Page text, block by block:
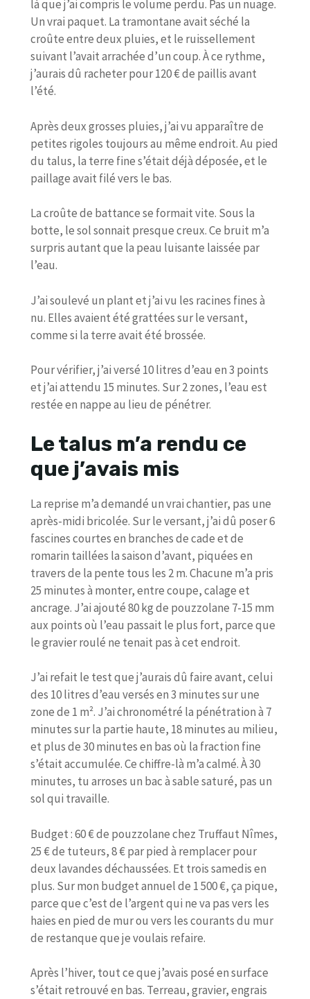
là que j’ai compris le volume perdu. Pas un nuage.
Un vrai paquet. La tramontane avait séché la
croûte entre deux pluies, et le ruissellement
suivant l’avait arrachée d’un coup. À ce rythme,
j’aurais dû racheter pour 120 € de paillis avant
l’été.
Après deux grosses pluies, j’ai vu apparaître de
petites rigoles toujours au même endroit. Au pied
du talus, la terre fine s’était déjà déposée, et le
paillage avait filé vers le bas.
La croûte de battance se formait vite. Sous la
botte, le sol sonnait presque creux. Ce bruit m’a
surpris autant que la peau luisante laissée par
l’eau.
J’ai soulevé un plant et j’ai vu les racines fines à
nu. Elles avaient été grattées sur le versant,
comme si la terre avait été brossée.
Pour vérifier, j’ai versé 10 litres d’eau en 3 points
et j’ai attendu 15 minutes. Sur 2 zones, l’eau est
restée en nappe au lieu de pénétrer.
Le talus m’a rendu ce
que j’avais mis
La reprise m’a demandé un vrai chantier, pas une
après-midi bricolée. Sur le versant, j’ai dû poser 6
fascines courtes en branches de cade et de
romarin taillées la saison d’avant, piquées en
travers de la pente tous les 2 m. Chacune m’a pris
25 minutes à monter, entre coupe, calage et
ancrage. J’ai ajouté 80 kg de pouzzolane 7-15 mm
aux points où l’eau passait le plus fort, parce que
le gravier roulé ne tenait pas à cet endroit.
J’ai refait le test que j’aurais dû faire avant, celui
des 10 litres d’eau versés en 3 minutes sur une
zone de 1 m². J’ai chronométré la pénétration à 7
minutes sur la partie haute, 18 minutes au milieu,
et plus de 30 minutes en bas où la fraction fine
s’était accumulée. Ce chiffre-là m’a calmé. À 30
minutes, tu arroses un bac à sable saturé, pas un
sol qui travaille.
Budget : 60 € de pouzzolane chez Truffaut Nîmes,
25 € de tuteurs, 8 € par pied à remplacer pour
deux lavandes déchaussées. Et trois samedis en
plus. Sur mon budget annuel de 1 500 €, ça pique,
parce que c’est de l’argent qui ne va pas vers les
haies en pied de mur ou vers les courants du mur
de restanque que je voulais refaire.
Après l’hiver, tout ce que j’avais posé en surface
s’était retrouvé en bas. Terreau, gravier, engrais